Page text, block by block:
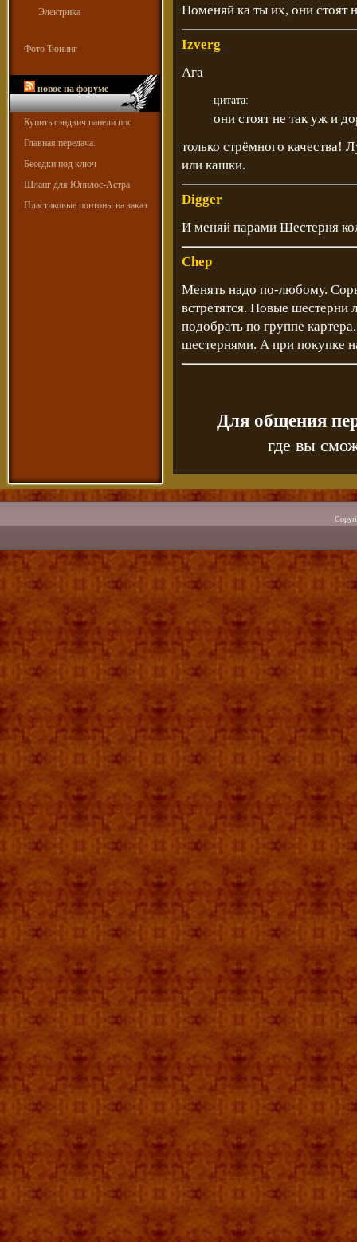
Электрика
Фото Тюнинг
новое на форуме
Купить сэндвич панели ппс
Главная передача.
Беседки под ключ
Шланг для Юнилос-Астра
Пластиковые понтоны на заказ
Поменяй ка ты их, они стоят
Izverg
Ага
цитата:
они стоят не так уж и
только стрёмного качества!
или кашки.
Digger
И меняй парами Шестерня
Chep
Менять надо по-любому.
встретятся. Новые
подобрать по группе
шестернями. А при покупке
Для общения
где вы